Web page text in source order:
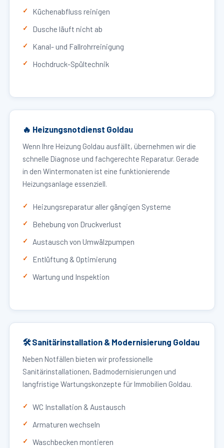
Küchenabfluss reinigen
Dusche läuft nicht ab
Kanal- und Fallrohrreinigung
Hochdruck-Spültechnik
🔥 Heizungsnotdienst Goldau
Wenn Ihre Heizung Goldau ausfällt, übernehmen wir die
schnelle Diagnose und fachgerechte Reparatur. Gerade
in den Wintermonaten ist eine funktionierende
Heizungsanlage essenziell.
Heizungsreparatur aller gängigen Systeme
Behebung von Druckverlust
Austausch von Umwälzpumpen
Entlüftung & Optimierung
Wartung und Inspektion
🛠 Sanitärinstallation & Modernisierung Goldau
Neben Notfällen bieten wir professionelle
Sanitärinstallationen, Badmodernisierungen und
langfristige Wartungskonzepte für Immobilien Goldau.
WC Installation & Austausch
Armaturen wechseln
Waschbecken montieren